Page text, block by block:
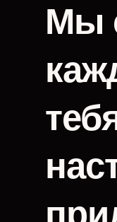
Мы